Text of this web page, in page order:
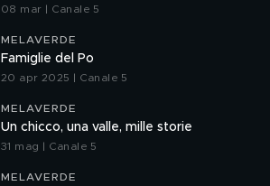
08 mar | Canale 5
MELAVERDE
Famiglie del Po
20 apr 2025 | Canale 5
MELAVERDE
Un chicco, una valle, mille storie
31 mag | Canale 5
MELAVERDE